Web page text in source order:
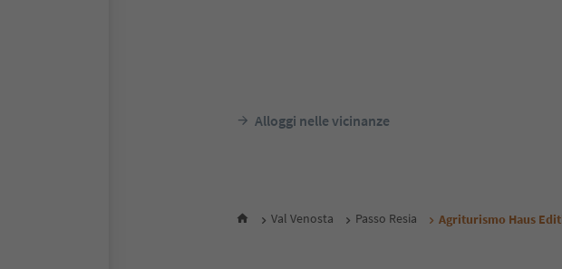
Alloggi nelle vicinanze
Val Venosta Passo Resia Agriturismo Haus